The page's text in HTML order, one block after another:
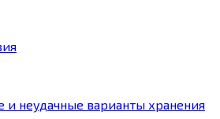
и неудачные варианты хранения